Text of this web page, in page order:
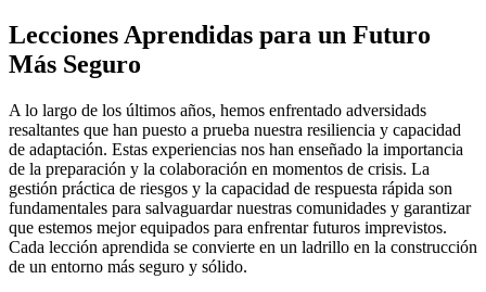
Lecciones Aprendidas para un Futuro
Más Seguro
A lo largo de los últimos años, hemos enfrentado adversidads
resaltantes que han puesto a prueba nuestra resiliencia y capacidad
de adaptación. Estas experiencias nos han enseñado la importancia
de la preparación y la colaboración en momentos de crisis. La
gestión práctica de riesgos y la capacidad de respuesta rápida son
fundamentales para salvaguardar nuestras comunidades y garantizar
que estemos mejor equipados para enfrentar futuros imprevistos.
Cada lección aprendida se convierte en un ladrillo en la construcción
de un entorno más seguro y sólido.